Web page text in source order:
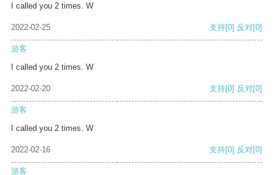
I called you 2 times. W
2022-02-25 支持[0] 反对[0]
游客
I called you 2 times. W
2022-02-20 支持[0] 反对[0]
游客
I called you 2 times. W
2022-02-16 支持[0] 反对[0]
游客